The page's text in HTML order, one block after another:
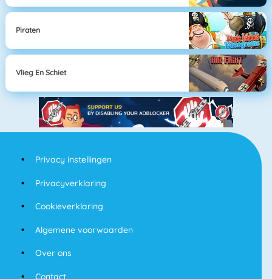
Piraten
Vlieg En Schiet
Privacy instellingen
Privacyverklaring
Cookieverklaring
Algemene voorwaarden
Over ons
Contact